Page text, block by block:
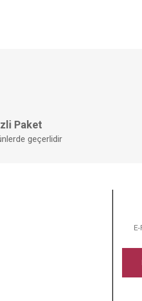
Paket
geçerlidir